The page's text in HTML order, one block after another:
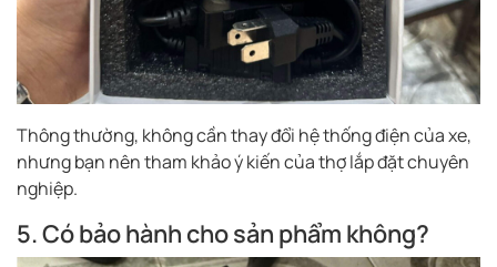
Thông thường, không cần thay đổi hệ thống điện của xe,
nhưng bạn nên tham khảo ý kiến của thợ lắp đặt chuyên
nghiệp.
5. Có bảo hành cho sản phẩm không?